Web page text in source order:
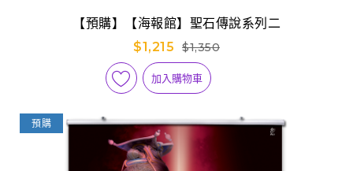
【預購】【海報館】聖石傳說系列二
$1,215
$1,350
加入購物車
預購